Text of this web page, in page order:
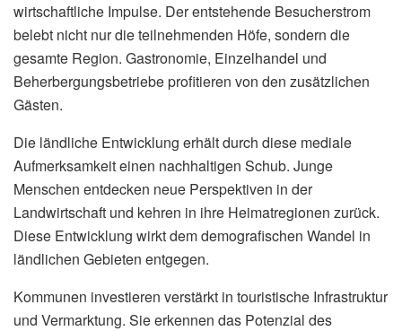
wirtschaftliche Impulse. Der entstehende Besucherstrom
belebt nicht nur die teilnehmenden Höfe, sondern die
gesamte Region. Gastronomie, Einzelhandel und
Beherbergungsbetriebe profitieren von den zusätzlichen
Gästen.
Die ländliche Entwicklung erhält durch diese mediale
Aufmerksamkeit einen nachhaltigen Schub. Junge
Menschen entdecken neue Perspektiven in der
Landwirtschaft und kehren in ihre Heimatregionen zurück.
Diese Entwicklung wirkt dem demografischen Wandel in
ländlichen Gebieten entgegen.
Kommunen investieren verstärkt in touristische Infrastruktur
und Vermarktung. Sie erkennen das Potenzial des